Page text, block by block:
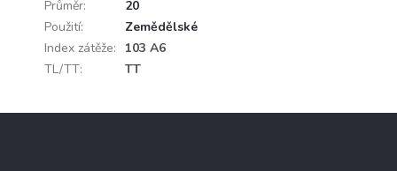
Průměr:
20
Použití:
Zemědělské
Index zátěže:
103 A6
TL/TT: TT